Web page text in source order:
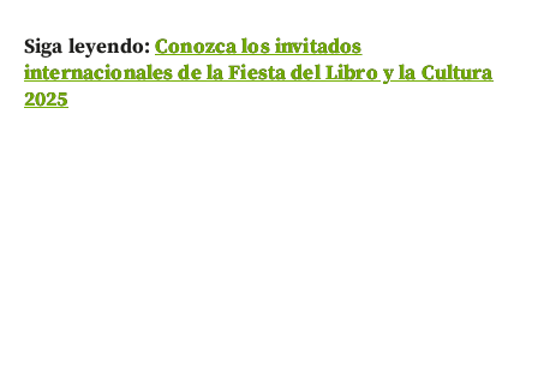
Siga leyendo:Conozca los invitados
internacionales de la Fiesta del Libro y la Cultura
2025